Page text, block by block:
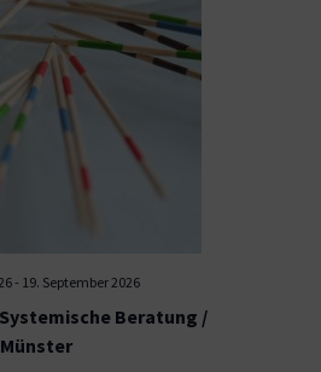
- 19. September 2026
Beratung /